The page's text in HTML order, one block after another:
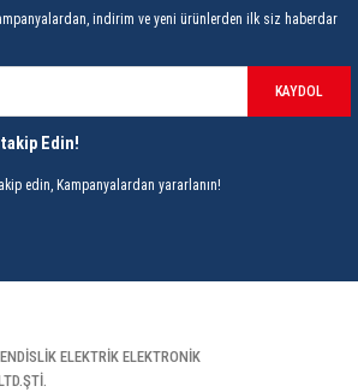
indirim ve yeni ürünlerden ilk siz haberdar
KAYDOL
Edin!
edin, Kampanyalardan yararlanın!
ELEKTRİK ELEKTRONİK